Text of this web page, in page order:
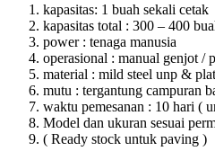
kapasitas: 1 buah sekali cetak
kapasitas total : 300 – 400
power : tenaga manusia
operasional : manual genjot /
material : mild steel unp & plat
mutu : tergantung campuran
waktu pemesanan : 10 hari (
Model dan ukuran sesuai
( Ready stock untuk paving )